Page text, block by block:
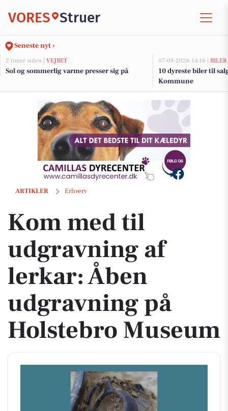
VORES Struer
Seneste nyt ›
2 timer siden | VEJRET
Sol og sommerlig varme presser sig på
07-08-2026 14:16 | BILER
10 dyreste biler til
Kommune
ARTIKLER Erhverv
Kom med til udgravning af lerkar: Åben udgravning på Holstebro
Kom med til
udgravning af
lerkar: Åben
udgravning på
Holstebro Museum